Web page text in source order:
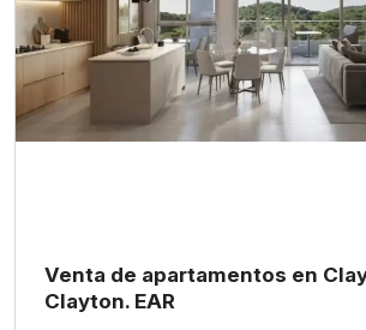
Venta de apartamentos en
Clayton. EAR